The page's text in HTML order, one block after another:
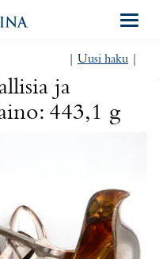
Uusi haku
ja
443,1 g